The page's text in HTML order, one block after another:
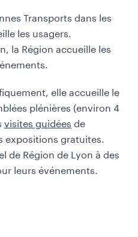
Transports dans les
les usagers.
la Région accueille les
elle accueille le
plénières (environ 4
visites guidées de
expositions gratuites.
de Région de Lyon à des
leurs événements.